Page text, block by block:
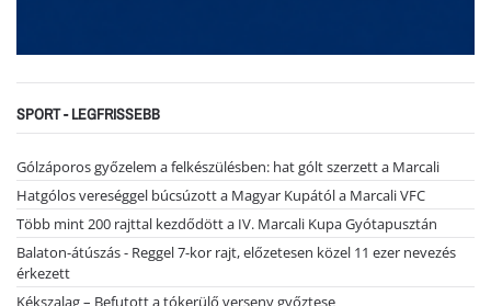
SPORT - LEGFRISSEBB
Gólzáporos győzelem a felkészülésben: hat gólt szerzett a Marcali
Hatgólos vereséggel búcsúzott a Magyar Kupától a Marcali VFC
Több mint 200 rajttal kezdődött a IV. Marcali Kupa Gyótapusztán
Balaton-átúszás - Reggel 7-kor rajt, előzetesen közel 11 ezer nevezés
érkezett
Kékszalag – Befutott a tókerülő verseny győztese